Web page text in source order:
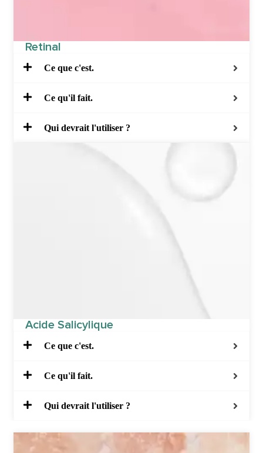
Retinal
Ce que c'est.
Ce qu'il fait.
Qui devrait l'utiliser ?
Acide Salicylique
Ce que c'est.
Ce qu'il fait.
Qui devrait l'utiliser ?